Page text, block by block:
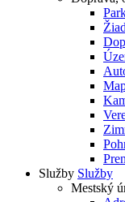
Služby Služby
Mestský